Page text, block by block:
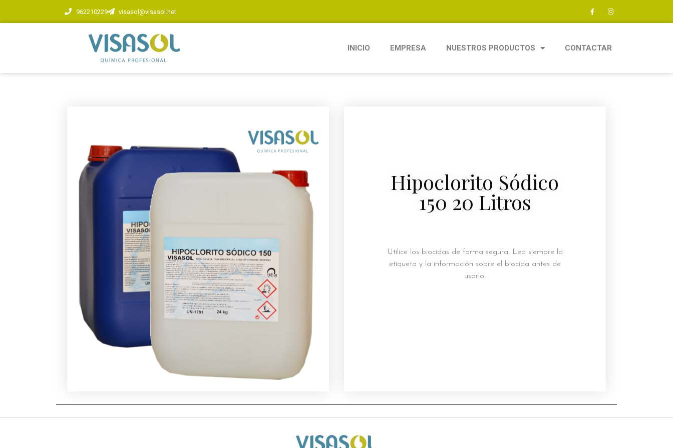
962210229 visasol@visasol.net
INICIO EMPRESA NUESTROS PRODUCTOS CONTACTAR
Hipoclorito Sódico
150 20 Litros
Utilice los biocidas de forma segura. Lea siempre la
etiqueta y la información sobre el biocida antes de
usarlo.